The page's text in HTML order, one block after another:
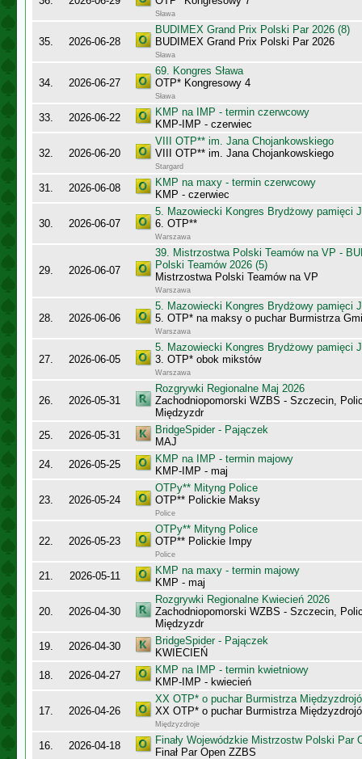
Sława
35. 2026-06-28
BUDIMEX Grand Prix Polski Par 2026 (8)
BUDIMEX Grand Prix Polski Par 2026
Sława
34. 2026-06-27
69. Kongres Sława
OTP* Kongresowy 4
Sława
33. 2026-06-22
KMP na IMP - termin czerwcowy
KMP-IMP - czerwiec
32. 2026-06-20
VIII OTP** im. Jana Chojankowskiego
VIII OTP** im. Jana Chojankowskiego
Stargard
31. 2026-06-08
KMP na maxy - termin czerwcowy
KMP - czerwiec
30. 2026-06-07
5. Mazowiecki Kongres Brydżowy pamięci
6. OTP**
Warszawa
29. 2026-06-07
39. Mistrzostwa Polski Teamów na VP -
Polski Teamów 2026 (5)
Mistrzostwa Polski Teamów na VP
Warszawa
28. 2026-06-06
5. Mazowiecki Kongres Brydżowy pamięci
5. OTP* na maksy o puchar Burmistrza
Warszawa
27. 2026-06-05
5. Mazowiecki Kongres Brydżowy pamięci
3. OTP* obok mikstów
Warszawa
26. 2026-05-31
Rozgrywki Regionalne Maj 2026
Zachodniopomorski WZBS - Szczecin,
Międzyzdr
25.
2026-05-31
BridgeSpider - Pajączek
MAJ
24.
2026-05-25
KMP na IMP - termin majowy
KMP-IMP - maj
23. 2026-05-24
OTPy** Mityng Police
OTP** Polickie Maksy
Police
22. 2026-05-23
OTPy** Mityng Police
OTP** Polickie Impy
Police
21. 2026-05-11
KMP na maxy - termin majowy
KMP - maj
20. 2026-04-30
Rozgrywki Regionalne Kwiecień 2026
Zachodniopomorski WZBS - Szczecin,
Międzyzdr
19.
2026-04-30
BridgeSpider - Pajączek
KWIECIEŃ
18.
2026-04-27
KMP na IMP - termin kwietniowy
KMP-IMP - kwiecień
17. 2026-04-26
XX OTP* o puchar Burmistrza
XX OTP* o puchar Burmistrza
Międzyzdroje
16. 2026-04-18
Finały Wojewódzkie Mistrzostw Polski Par
Finał Par Open ZZBS